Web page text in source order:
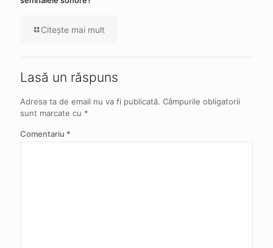
Citeşte mai mult
Lasă un răspuns
Adresa ta de email nu va fi publicată. Câmpurile obligatorii
sunt marcate cu *
Comentariu *